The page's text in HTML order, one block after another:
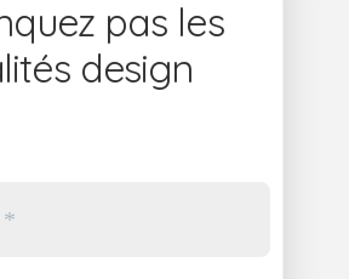
pas les
design